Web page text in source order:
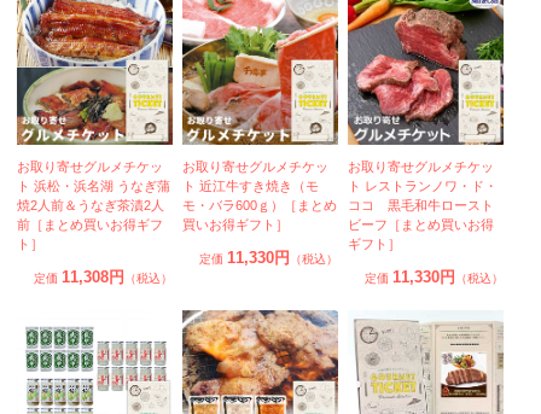
お取り寄せグルメチケッ
ト 浜松・浜名湖 うなぎ蒲
焼2人前＆うなぎ茶漬2人
前［まとめ買いお得ギフ
ト］
定価 11,308円 （税込）
お取り寄せグルメチケッ
ト 近江牛すき焼き（モ
モ・バラ600ｇ）［まとめ
買いお得ギフト］
定価 11,330円 （税込）
お取り寄せグルメチケッ
ト レストランノワ・ド・
ココ 黒毛和牛ロースト
ビーフ［まとめ買いお得
ギフト］
定価 11,330円 （税込）